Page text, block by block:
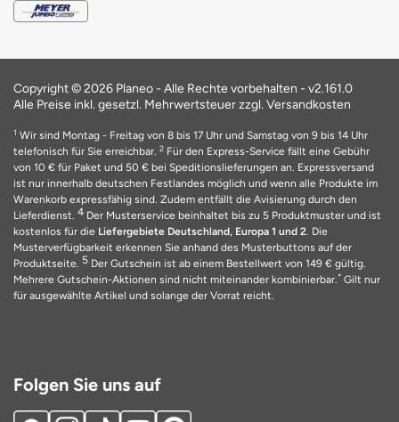
Copyright © 2026 Planeo - Alle Rechte vorbehalten - v2.161.0
Alle Preise inkl. gesetzl. Mehrwertsteuer zzgl. Versandkosten
1 Wir sind Montag - Freitag von 8 bis 17 Uhr und Samstag von 9 bis 14 Uhr
telefonisch für Sie erreichbar. 2 Für den Express-Service fällt eine Gebühr
von 10 € für Paket und 50 € bei Speditionslieferungen an. Expressversand
ist nur innerhalb deutschen Festlandes möglich und wenn alle Produkte im
Warenkorb expressfähig sind. Zudem entfällt die Avisierung durch den
Lieferdienst. 4 Der Musterservice beinhaltet bis zu 5 Produktmuster und ist
kostenlos für die Liefergebiete Deutschland, Europa 1 und 2. Die
Musterverfügbarkeit erkennen Sie anhand des Musterbuttons auf der
Produktseite. 5 Der Gutschein ist ab einem Bestellwert von 149 € gültig.
Mehrere Gutschein-Aktionen sind nicht miteinander kombinierbar.* Gilt nur
für ausgewählte Artikel und solange der Vorrat reicht.
Folgen Sie uns auf